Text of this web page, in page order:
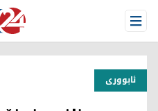
Open Menu
ئابووری